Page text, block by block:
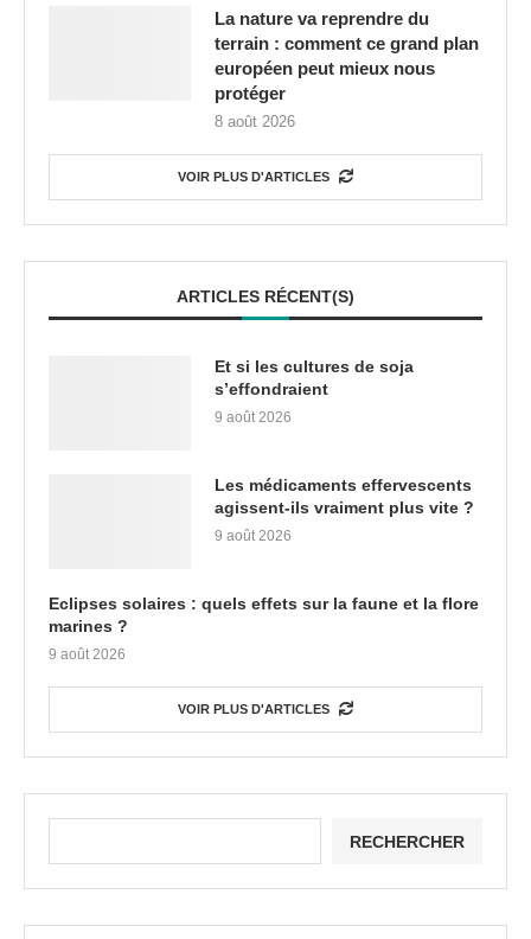
La nature va reprendre du
terrain : comment ce grand plan
européen peut mieux nous
protéger
8 août 2026
VOIR PLUS D'ARTICLES
ARTICLES RÉCENT(S)
Et si les cultures de soja
s’effondraient
9 août 2026
Les médicaments effervescents
agissent-ils vraiment plus vite ?
9 août 2026
Eclipses solaires : quels effets sur la faune et la flore
marines ?
9 août 2026
VOIR PLUS D'ARTICLES
RECHERCHER